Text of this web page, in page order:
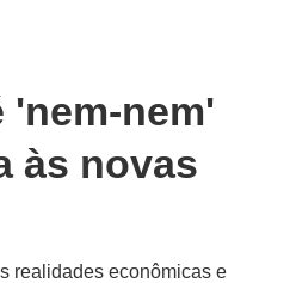
'nem-nem'
às novas
realidades econômicas e